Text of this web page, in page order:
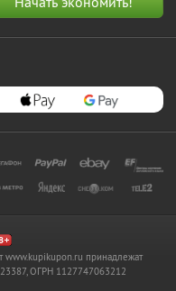
www.kupikupon.ru принадлежат
ОГРН 1127747063212